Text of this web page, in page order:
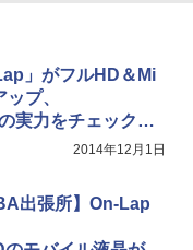
」がフルHD＆Mi
プ、
実力をチェックし
2014年12月1日
出張所】On-Lap